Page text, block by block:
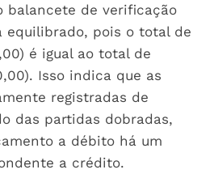
balancete de verificação
equilibrado, pois o total de
é igual ao total de
Isso indica que as
registradas de
das partidas dobradas,
a débito há um
a crédito.